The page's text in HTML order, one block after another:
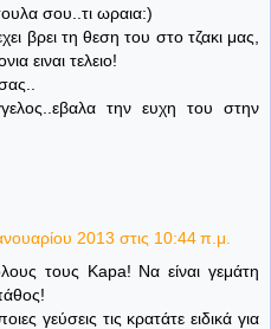
σου..τι ωραια:)
βρει τη θεση του στο τζακι μας,
ειναι τελειο!
την ευχη του στην
2013 στις 10:44 π.μ.
τους Kapa! Να είναι γεμάτη
γεύσεις τις κρατάτε ειδικά για